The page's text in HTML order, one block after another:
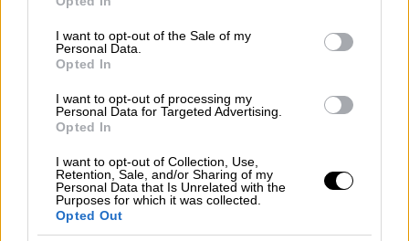
use your data for below specified purposes in below Google
consent section.
I want to opt-out of the Sale of my
Personal Data.
Opted In
I want to opt-out of processing my
Personal Data for Targeted Advertising.
Opted In
I want to opt-out of Collection, Use,
Retention, Sale, and/or Sharing of my
Personal Data that Is Unrelated with the
Purposes for which it was collected.
Opted Out
ταραχώδους δεκαετίας του ‘30,
αποκτά μία γοητείακαι να έρχεται κοντά στο
φιλμ του 1935 και την επίδραση που είχε η
κοινό, παρά τον ελάχιστο χρόνο συμμετοχής
της στην οθόνη, αλλά η ταινία της φαίνεται
να δημιουργεί συνεχώς σκηνοθετικά και
σεναριακά σταυροδρόμια και η σκηνοθέτιδα
να παίρνει τις περισσότερες φορές τον
λάθος δρόμο